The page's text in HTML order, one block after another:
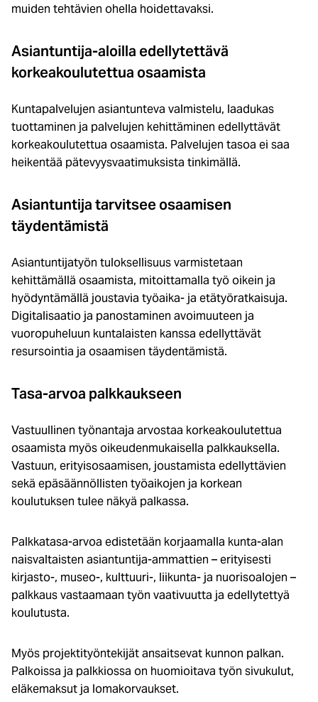
muiden tehtävien ohella hoidettavaksi.
Asiantuntija-aloilla edellytettävä
korkeakoulutettua osaamista
Kuntapalvelujen asiantunteva valmistelu, laadukas
tuottaminen ja palvelujen kehittäminen edellyttävät
korkeakoulutettua osaamista. Palvelujen tasoa ei saa
heikentää pätevyysvaatimuksista tinkimällä.
Asiantuntija tarvitsee osaamisen
täydentämistä
Asiantuntijatyön tuloksellisuus varmistetaan
kehittämällä osaamista, mitoittamalla työ oikein ja
hyödyntämällä joustavia työaika- ja etätyöratkaisuja.
Digitalisaatio ja panostaminen avoimuuteen ja
vuoropuheluun kuntalaisten kanssa edellyttävät
resursointia ja osaamisen täydentämistä.
Tasa-arvoa palkkaukseen
Vastuullinen työnantaja arvostaa korkeakoulutettua
osaamista myös oikeudenmukaisella palkkauksella.
Vastuun, erityisosaamisen, joustamista edellyttävien
sekä epäsäännöllisten työaikojen ja korkean
koulutuksen tulee näkyä palkassa.
Palkkatasa-arvoa edistetään korjaamalla kunta-alan
naisvaltaisten asiantuntija-ammattien – erityisesti
kirjasto-, museo-, kulttuuri-, liikunta- ja nuorisoalojen –
palkkaus vastaamaan työn vaativuutta ja edellytettyä
koulutusta.
Myös projektityöntekijät ansaitsevat kunnon palkan.
Palkoissa ja palkkiossa on huomioitava työn sivukulut,
eläkemaksut ja lomakorvaukset.